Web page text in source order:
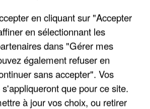
CANICULES, LES REFUGES
SONT...
en cliquant sur "Accepter
en sélectionnant les
dans "Gérer mes
également refuser en
sans accepter". Vos
que pour ce site.
à jour vos choix, ou retirer